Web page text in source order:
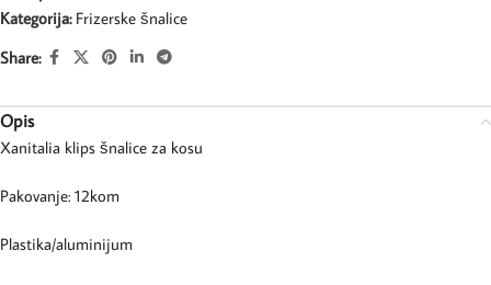
Kategorija: Frizerske šnalice
Share:
Opis
Xanitalia klips šnalice za kosu
Pakovanje: 12kom
Plastika/aluminijum